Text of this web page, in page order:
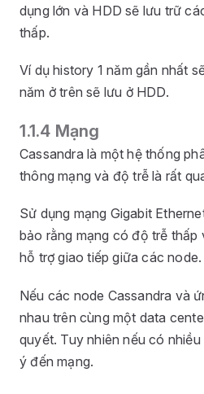
dụng lớn và HDD sẽ lưu trữ
thấp.
Ví dụ history 1 năm gần nhất
năm ở trên sẽ lưu ở HDD.
1.1.4 Mạng
Cassandra là một hệ thống
thông mạng và độ trễ là rất
Sử dụng mạng Gigabit
bảo rằng mạng có độ trễ
hỗ trợ giao tiếp giữa các node.
Nếu các node Cassandra và
nhau trên cùng một data
quyết. Tuy nhiên nếu có
ý đến mạng.